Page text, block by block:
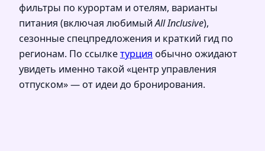
фильтры по курортам и отелям, варианты
питания (включая любимыйAll Inclusive),
сезонные спецпредложения и краткий гид по
регионам. По ссылкетурция обычно ожидают
увидеть именно такой «центр управления
отпуском» — от идеи до бронирования.